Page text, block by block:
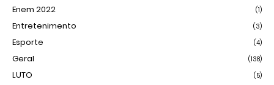
Enem 2022 (1)
Entretenimento (3)
Esporte (4)
Geral (138)
LUTO (5)